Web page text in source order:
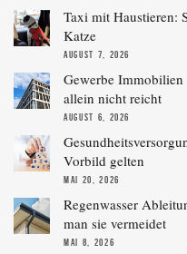
Taxi mit Haustieren:
Katze
AUGUST 7, 2026
Gewerbe
allein nicht reicht
AUGUST 6, 2026
Vorbild gelten
MAI 20, 2026
Regenwasser
man sie vermeidet
MAI 8, 2026